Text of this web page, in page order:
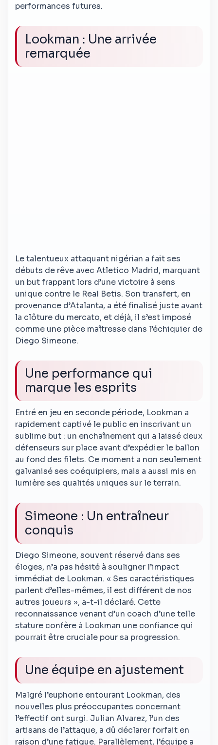
performances futures.
Lookman : Une arrivée
remarquée
Le talentueux attaquant nigérian a fait ses
débuts de rêve avec Atletico Madrid, marquant
un but frappant lors d’une victoire à sens
unique contre le Real Betis. Son transfert, en
provenance d’Atalanta, a été finalisé juste avant
la clôture du mercato, et déjà, il s’est imposé
comme une pièce maîtresse dans l’échiquier de
Diego Simeone.
Une performance qui
marque les esprits
Entré en jeu en seconde période, Lookman a
rapidement captivé le public en inscrivant un
sublime but : un enchaînement qui a laissé deux
défenseurs sur place avant d’expédier le ballon
au fond des filets. Ce moment a non seulement
galvanisé ses coéquipiers, mais a aussi mis en
lumière ses qualités uniques sur le terrain.
Simeone : Un entraîneur
conquis
Diego Simeone, souvent réservé dans ses
éloges, n’a pas hésité à souligner l’impact
immédiat de Lookman. « Ses caractéristiques
parlent d’elles-mêmes, il est différent de nos
autres joueurs », a-t-il déclaré. Cette
reconnaissance venant d’un coach d’une telle
stature confère à Lookman une confiance qui
pourrait être cruciale pour sa progression.
Une équipe en ajustement
Malgré l’euphorie entourant Lookman, des
nouvelles plus préoccupantes concernant
l’effectif ont surgi. Julian Alvarez, l’un des
artisans de l’attaque, a dû déclarer forfait en
raison d’une fatigue. Parallèlement, l’équipe a